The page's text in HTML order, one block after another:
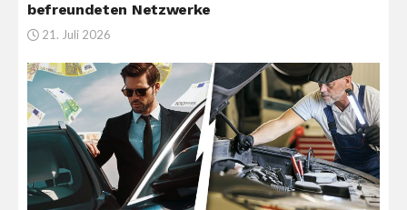
befreundeten Netzwerke
21. Juli 2026